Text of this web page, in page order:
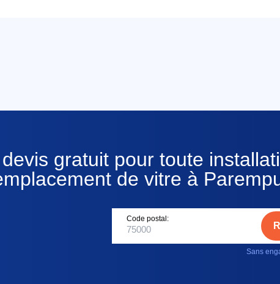
gratuit pour toute
de vitre à
Code postal:
Sans